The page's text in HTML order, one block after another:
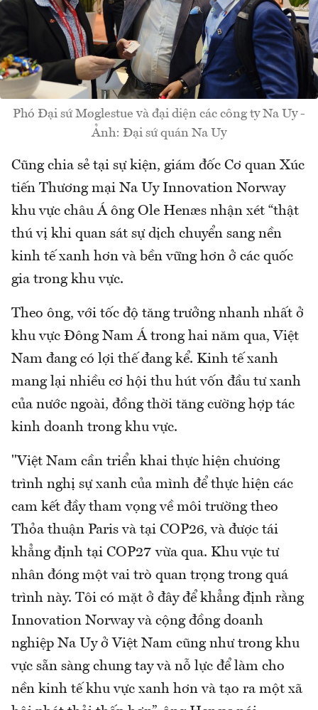
Phó Đại sứ Møglestue và đại diện các công ty Na Uy -
Ảnh: Đại sứ quán Na Uy
Cũng chia sẻ tại sự kiện, giám đốc Cơ quan Xúc
tiến Thương mại Na Uy Innovation Norway
khu vực châu Á ông Ole Henæs nhận xét “thật
thú vị khi quan sát sự dịch chuyển sang nền
kinh tế xanh hơn và bền vững hơn ở các quốc
gia trong khu vực.
Theo ông, với tốc độ tăng trưởng nhanh nhất ở
khu vực Đông Nam Á trong hai năm qua, Việt
Nam đang có lợi thế đang kể. Kinh tế xanh
mang lại nhiều cơ hội thu hút vốn đầu tư xanh
của nước ngoài, đồng thời tăng cường hợp tác
kinh doanh trong khu vực.
"Việt Nam cần triển khai thực hiện chương
trình nghị sự xanh của mình để thực hiện các
cam kết đầy tham vọng về môi trường theo
Thỏa thuận Paris và tại COP26, và được tái
khẳng định tại COP27 vừa qua. Khu vực tư
nhân đóng một vai trò quan trọng trong quá
trình này. Tôi có mặt ở đây để khẳng định rằng
Innovation Norway và cộng đồng doanh
nghiệp Na Uy ở Việt Nam cũng như trong khu
vực sẵn sàng chung tay và nỗ lực để làm cho
nền kinh tế khu vực xanh hơn và tạo ra một xã